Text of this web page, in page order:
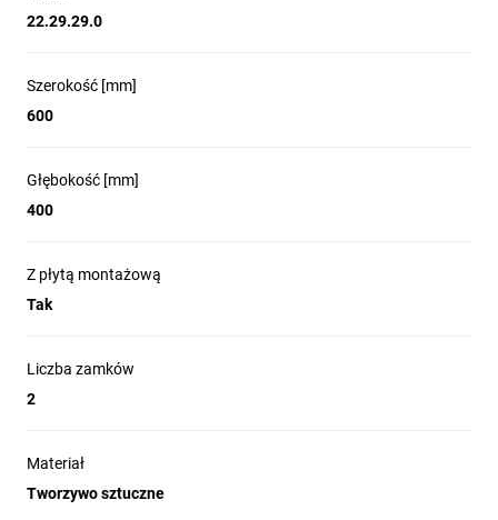
22.29.29.0
Szerokość [mm]
600
Głębokość [mm]
400
Z płytą montażową
Tak
Liczba zamków
2
Materiał
Tworzywo sztuczne